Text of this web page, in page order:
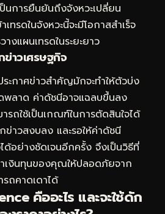
นการยืนยันถึงจังหวะเปลี่ยน
เทรดในจังหวะนี้จะมีโอกาสสำเร็จ
งแผนเทรดในระยะยาว
าวเศรษฐกิจ
ระกาศข่าวสำคัญมักจะทำให้ตัวบ่ง
พลาด ค่าดัชนีอาจแฉลบขึ้นลง
รถใช้เป็นเกณฑ์ในการตัดสินใจได้
ข่าวสงบลง และรอให้ค่าดัชนี
ด้อย่างชัดเจนอีกครั้ง จึงเป็นวิธีที่
เงินทุนของคุณให้ปลอดภัยจาก
ถคาดเดาได้
คืออะไร และจะใช้ดัก